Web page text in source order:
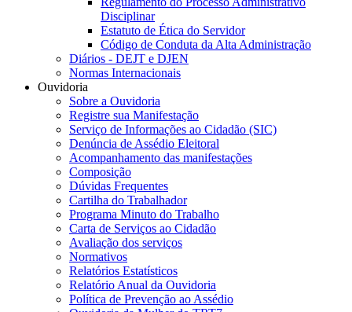
Disciplinar
Estatuto de Ética do Servidor
Código de Conduta da Alta Administração
Diários - DEJT e DJEN
Normas Internacionais
Ouvidoria
Sobre a Ouvidoria
Registre sua Manifestação
Serviço de Informações ao Cidadão (SIC)
Denúncia de Assédio Eleitoral
Acompanhamento das manifestações
Composição
Dúvidas Frequentes
Cartilha do Trabalhador
Programa Minuto do Trabalho
Carta de Serviços ao Cidadão
Avaliação dos serviços
Normativos
Relatórios Estatísticos
Relatório Anual da Ouvidoria
Política de Prevenção ao Assédio